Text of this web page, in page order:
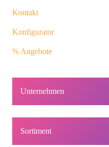
Kontakt
Konfigurator
% Angebote
Unternehmen
Sortiment